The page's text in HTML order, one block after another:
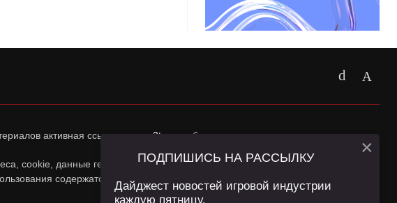
активная ссылка наapp2top.ruобязательна.
cookie, данные геолокации Пользователей сайта и сервис «Яндекс
содержатся в
Политике конфиденциальностии
ПОДПИШИСЬ НА РАССЫЛКУ
Дайджест новостей игровой индустрии
каждую пятницу.
×